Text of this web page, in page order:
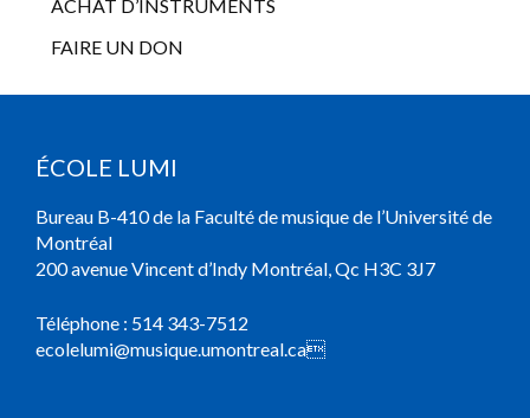
ACHAT D’INSTRUMENTS
FAIRE UN DON
ÉCOLE LUMI
Bureau B-410 de la Faculté de musique de l’Université de
Montréal
200 avenue Vincent d’Indy Montréal, Qc H3C 3J7
Téléphone : 514 343-7512
ecolelumi@musique.umontreal.ca